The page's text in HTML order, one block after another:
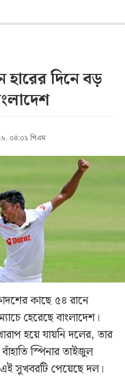
হারের দিনে বড়
০৪:০১ পিএম
কাছে ৫৪ রানে
হেরেছে বাংলাদেশ।
হয়ে যায়নি দলের, তার
স্পিনার তাইজুল
সুখবরটি পেয়েছে দল।